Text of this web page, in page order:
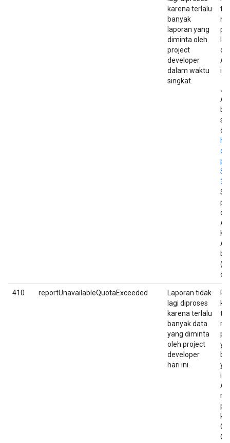
karena terlalu
banyak
laporan yang
diminta oleh
project
developer
dalam waktu
singkat.
di
410 reportUnavailableQuotaExceeded
Laporan tidak
lagi diproses
karena terlalu
banyak data
yang diminta
oleh project
developer
hari ini.